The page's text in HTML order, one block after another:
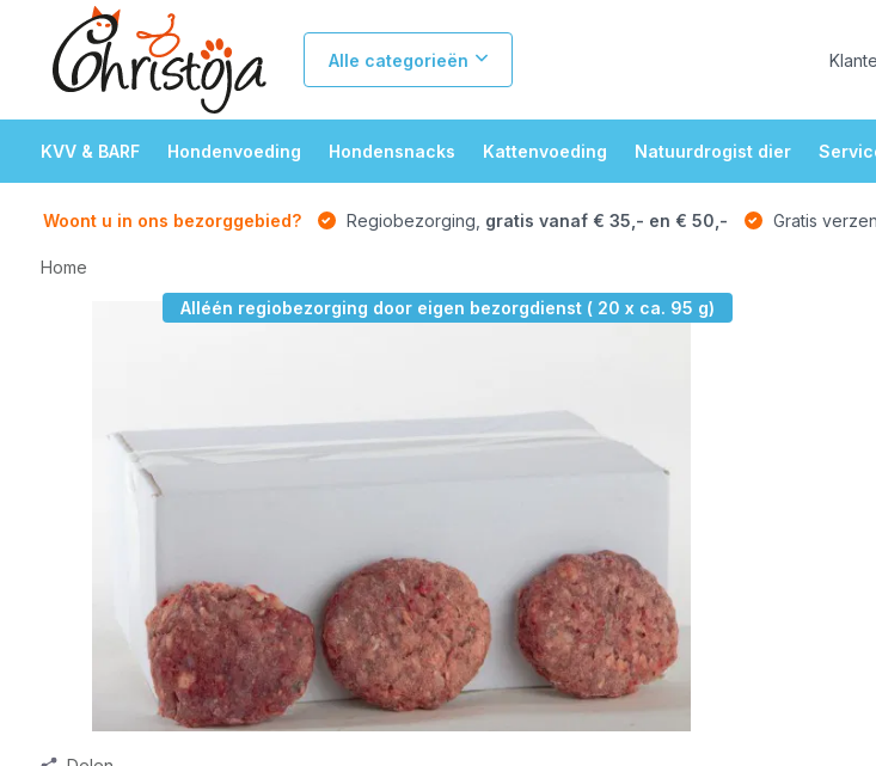
Alle categorieën
KVV & BARF Hondenvoeding Hondensnacks Kattenvoeding Natuurdrogist dier
Woont u in ons bezorggebied? Regiobezorging, gratis vanaf € 35,- en € 50,- Gratis
Home
Alléén regiobezorging door eigen bezorgdienst ( 20 x ca. 95 g)